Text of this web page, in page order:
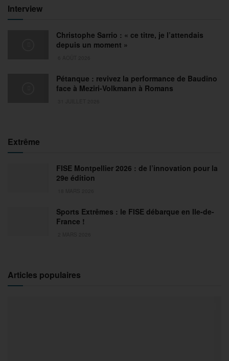
Interview
Christophe Sarrio : « ce titre, je l’attendais
depuis un moment »
Pétanque : revivez la performance de Baudino
face à Meziri-Volkmann à Romans
Extrême
FISE Montpellier 2026 : de l’innovation pour la
29e édition
Sports Extrêmes : le FISE débarque en Ile-de-
France !
Articles populaires